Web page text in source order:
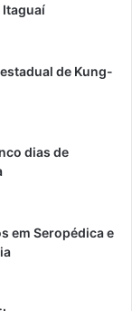
Itaguaí
de Kung-
dias de
em Seropédica e